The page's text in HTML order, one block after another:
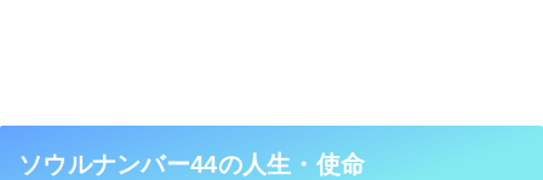
ソウルナンバー44の人生・使命